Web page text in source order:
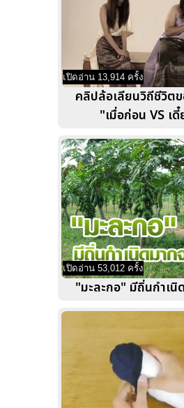
เปิดอ่าน 13,914 ครั้ง
คลิปล้อเลียนวิถีชีวิต
"เมื่อก่อน VS เ
เปิดอ่าน 53,012 ครั้ง
"มะละกอ" มีถิ่นกำเนิ